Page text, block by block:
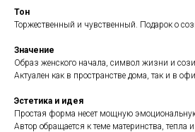
Тон
Торжественный и чувственный. Подарок о
Значение
Образ женского начала, символ жизни и
Актуален как в пространстве дома, так и в
Эстетика и идея
Простая форма несет мощную
Автор обращается к теме материнства, тепла